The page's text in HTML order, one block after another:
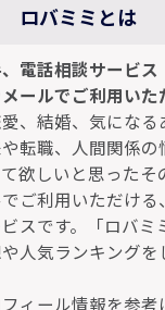
ロバミミとは
電話相談サービ
ールでご利用いた
愛、結婚、気にな
転職、人間関係の
欲しいと思ったそ
ご利用いただける
スです。「ロバミ
人気ランキングを
ィール情報を参考